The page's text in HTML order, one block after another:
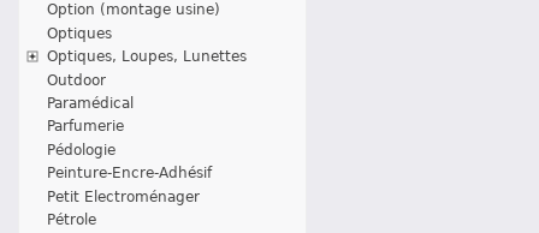
Option (montage usine)
Optiques
Optiques, Loupes, Lunettes
Outdoor
Paramédical
Parfumerie
Pédologie
Peinture-Encre-Adhésif
Petit Electroménager
Pétrole